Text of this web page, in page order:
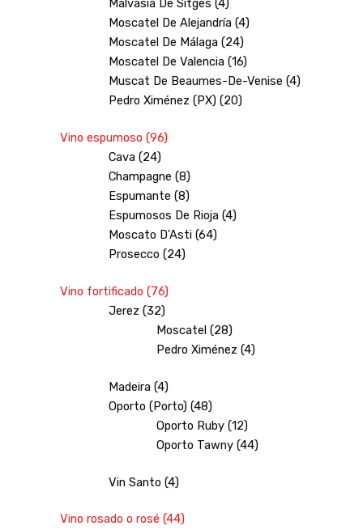
Malvasía De Sitges (4)
Moscatel De Alejandría (4)
Moscatel De Málaga (24)
Moscatel De Valencia (16)
Muscat De Beaumes-De-Venise (4)
Pedro Ximénez (PX) (20)
Vino espumoso (96)
Cava (24)
Champagne (8)
Espumante (8)
Espumosos De Rioja (4)
Moscato D'Asti (64)
Prosecco (24)
Vino fortificado (76)
Jerez (32)
Moscatel (28)
Pedro Ximénez (4)
Madeira (4)
Oporto (Porto) (48)
Oporto Ruby (12)
Oporto Tawny (44)
Vin Santo (4)
Vino rosado o rosé (44)